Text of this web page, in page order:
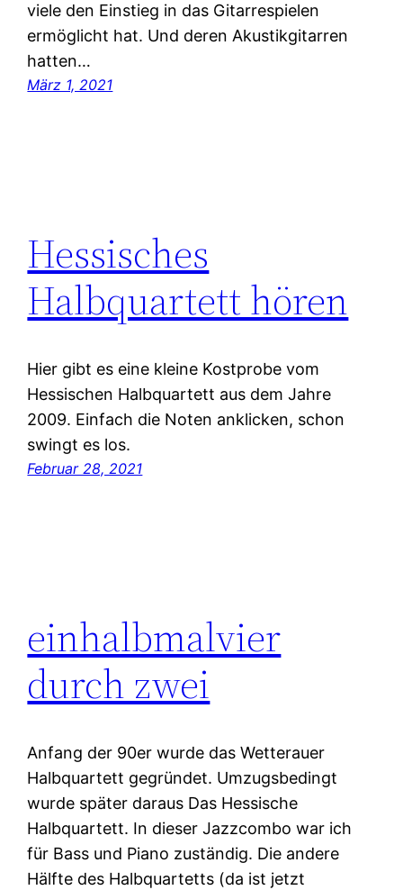
viele den Einstieg in das Gitarrespielen
ermöglicht hat. Und deren Akustikgitarren
hatten…
März 1, 2021
Hessisches
Halbquartett hören
Hier gibt es eine kleine Kostprobe vom
Hessischen Halbquartett aus dem Jahre
2009. Einfach die Noten anklicken, schon
swingt es los.
Februar 28, 2021
einhalbmalvier
durch zwei
Anfang der 90er wurde das Wetterauer
Halbquartett gegründet. Umzugsbedingt
wurde später daraus Das Hessische
Halbquartett. In dieser Jazzcombo war ich
für Bass und Piano zuständig. Die andere
Hälfte des Halbquartetts (da ist jetzt